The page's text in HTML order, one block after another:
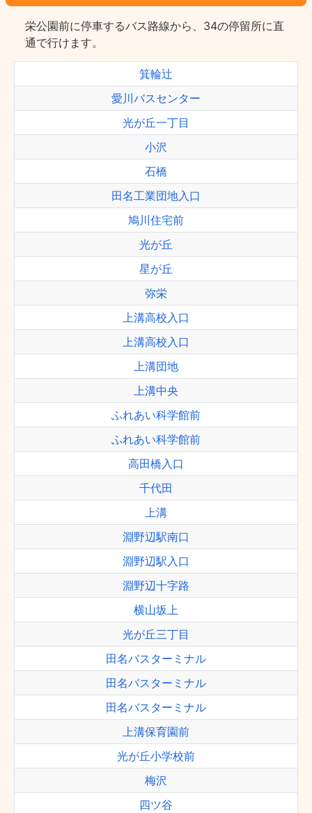
栄公園前に停車するバス路線から、34の停留所に直
通で行けます。
箕輪辻
愛川バスセンター
光が丘一丁目
小沢
石橋
田名工業団地入口
鳩川住宅前
光が丘
星が丘
弥栄
上溝高校入口
上溝高校入口
上溝団地
上溝中央
ふれあい科学館前
ふれあい科学館前
高田橋入口
千代田
上溝
淵野辺駅南口
淵野辺駅入口
淵野辺十字路
横山坂上
光が丘三丁目
田名バスターミナル
田名バスターミナル
田名バスターミナル
上溝保育園前
光が丘小学校前
梅沢
四ツ谷